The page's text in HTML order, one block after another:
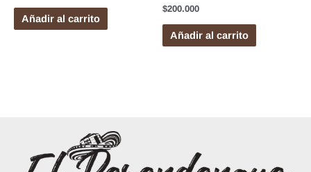
Añadir al carrito
$200.000
Añadir al carrito